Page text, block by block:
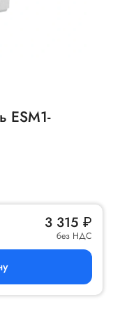
ESM1-
3 315 ₽
без НДС